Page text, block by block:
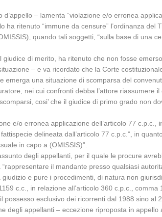
– lamenta “violazione e/o erronea
ha ritenuto “immune da censure” l’ordinanza
quando tali soggetti, “sulla base di una
di merito, ha ritenuto che non fosse
– e va ricordato che la Corte
una situazione di scomparsa del
nei cui confronti debba l’attore riassumere
cosi’ che il giudice di primo grado non
e/o erronea applicazione dell’articolo 77 c.p.c.,
delineata dall’articolo 77 c.p.c.”, in
in capo a (OMISSIS)”.
degli appellanti, per il quale le procure
il mandante presso qualsiasi
e pure i procedimenti, di natura non
c.c., in relazione all’articolo 360 c.p.c., comma
esclusivo dei ricorrenti dal 1988 sino al
degli appellanti – eccezione riproposta in